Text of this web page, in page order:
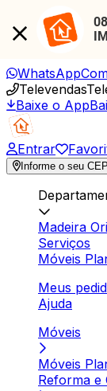
WhatsApp
Televendas
Baixe o App
Entrar
Informe o seu CEP
Madeira
Serviços
Móveis
Meus
Ajuda
Móveis
Móveis
Reforma e